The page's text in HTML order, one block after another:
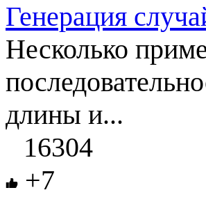
Генерация
Несколько
длины и...
16304
+7